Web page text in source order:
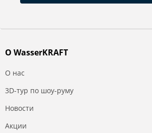
О WasserKRAFT
О нас
3D-тур по шоу-руму
Новости
Акции